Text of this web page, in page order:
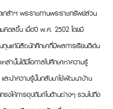
กล้าฯ พระราชทานพระราชทรัพย์ส่วน
หิดลขึ้น เมื่อปี พ.ศ. 2502 โดยมี
ทุนแก่นิสิตนักศึกษาที่มีผลการเรียนดีเด่น
ล่านั้นได้มีโอกาสไปศึกษาหาความรู้
และนำความรู้นั้นกลับมาใช้พัฒนาบ้าน
รงให้การอุปถัมภ์ในด้านต่างๆ รวมไปถึง